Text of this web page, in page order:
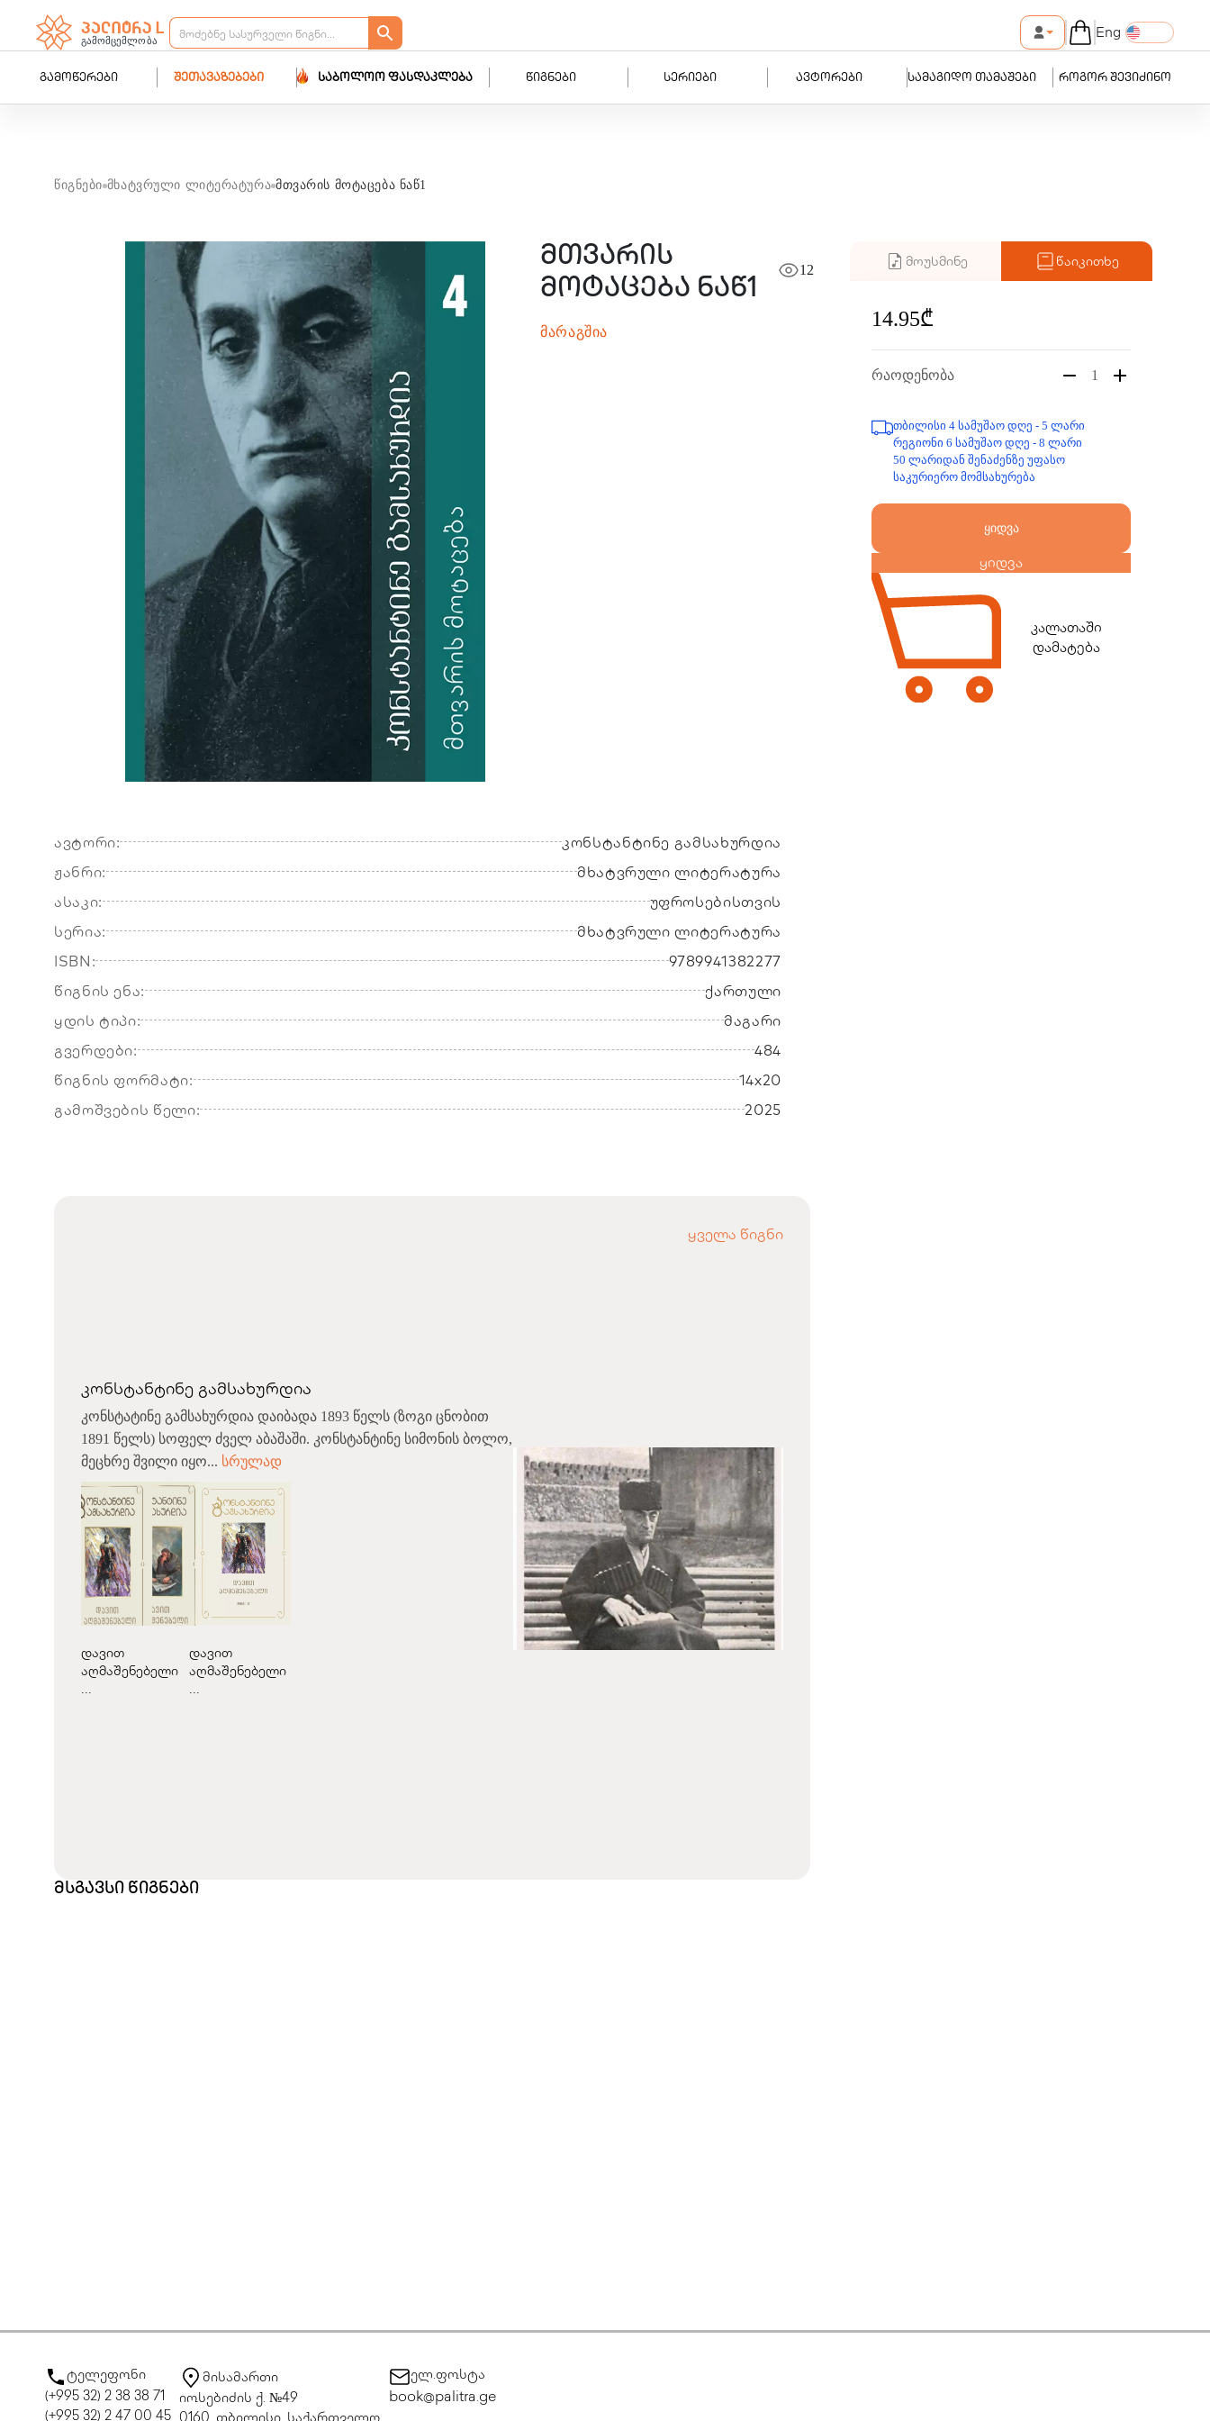
Eng
გამოწერები შეთავაზებები საბოლოო ფასდაკლება წიგნები სერიები ავტორები სამაგიდო თამაშები როგორ შევიძინო
წიგნები მხატვრული ლიტერატურა მთვარის მოტაცება ნაწ1
მთვარის
მოტაცება ნაწ1
12
მარაგშია
მოუსმინე წაიკითხე
14.95₾
რაოდენობა 1
თბილისი 4 სამუშაო დღე - 5 ლარი
რეგიონი 6 სამუშაო დღე - 8 ლარი
50 ლარიდან შენაძენზე უფასო
საკურიერო მომსახურება
ყიდვა
ყიდვა
კალათაში
დამატება
ავტორი:
კონსტანტინე გამსახურდია
ჟანრი:
მხატვრული ლიტერატურა
ასაკი:
უფროსებისთვის
სერია:
მხატვრული ლიტერატურა
ISBN:
9789941382277
წიგნის ენა:
ქართული
ყდის ტიპი:
მაგარი
გვერდები:
484
წიგნის ფორმატი:
14x20
გამოშვების წელი:
2025
კონსტანტინე გამსახურდია
კონსტატინე გამსახურდია დაიბადა 1893 წელს (ზოგი ცნობით
1891 წელს) სოფელ ძველ აბაშაში. კონსტანტინე სიმონის ბოლო,
მეცხრე შვილი იყო... სრულად
დავით
აღმაშენებელი
დავით
აღმაშენებელი
ყველა წიგნი
მსგავსი წიგნები
ტელეფონი
(+995 32) 2 38 38 71
(+995 32) 2 47 00 45
მისამართი
იოსებიძის ქ. №49
ელ.ფოსტა
book@palitra.ge